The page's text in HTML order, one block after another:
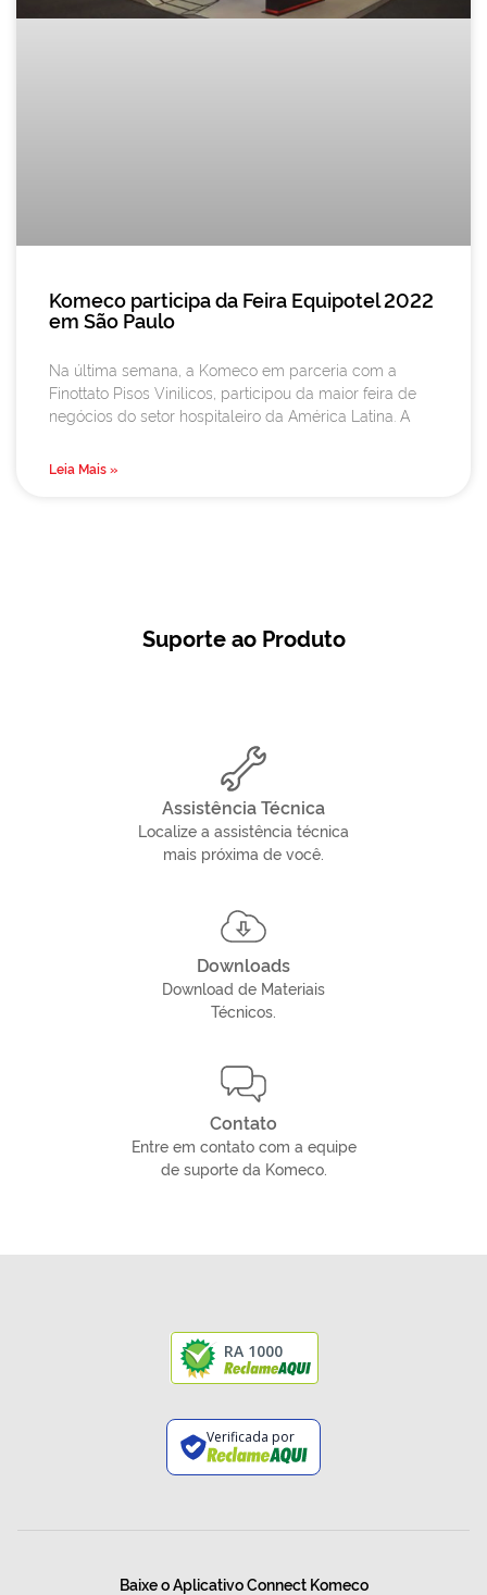
Komeco participa da Feira Equipotel 2022
em São Paulo
Na última semana, a Komeco em parceria com a
Finottato Pisos Vinilicos, participou da maior feira de
negócios do setor hospitaleiro da América Latina. A
Leia Mais »
Suporte ao Produto
Assistência Técnica
Localize a assistência técnica
mais próxima de você.
Downloads
Download de Materiais
Técnicos.
Contato
Entre em contato com a equipe
de suporte da Komeco.
RA 1000
Verificada por
Baixe o Aplicativo Connect Komeco